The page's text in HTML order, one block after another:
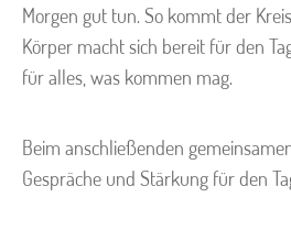
Morgen gut tun. So kommt der
Körper macht sich bereit für den
für alles, was kommen mag.
Beim anschließenden
Gespräche und Stärkung für den